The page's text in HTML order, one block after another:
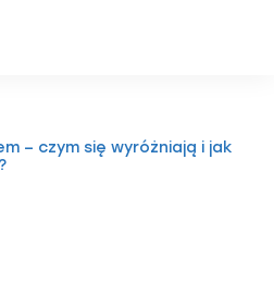
– czym się wyróżniają i jak